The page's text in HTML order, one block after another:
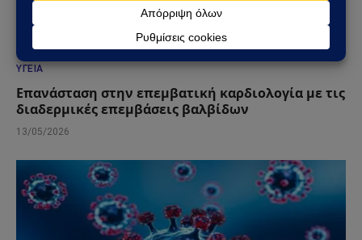
ΥΓΕΊΑ
Επανάσταση στην επεμβατική καρδιολογία με τις
διαδερμικές επεμβάσεις βαλβίδων
13/05/2026